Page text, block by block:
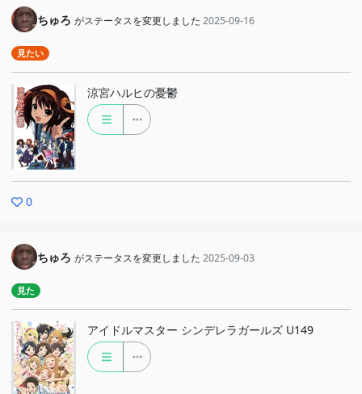
ちゅろ がステータスを変更しました 2025-09-16
見たい
涼宮ハルヒの憂鬱
0
ちゅろ がステータスを変更しました 2025-09-03
見た
アイドルマスター シンデレラガールズ U149